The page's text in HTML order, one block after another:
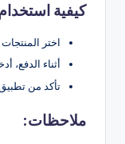
كيفية
اختر
أثناء
تأكد من
ملاحظات: